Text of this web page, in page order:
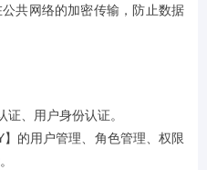
共网络的加密传输，防止数据
、用户身份认证。
的用户管理、角色管理、权限